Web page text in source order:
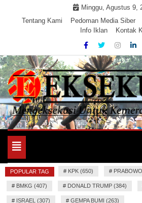
Minggu, Agustus 9,
Tentang Kami
Pedoman Media Siber
Info Iklan
Kontak
EKSEKUTOR
Mengeksekusi Berita Untuk
Toggle
navigation
POPULAR TAG # KPK (650) #
# BMKG (407) # DONALD TRUMP (384)
# ISRAEL (307) # GEMPA BUMI (263)